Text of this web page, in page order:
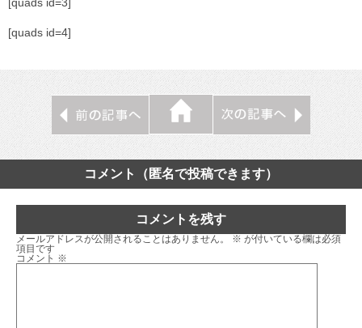
[quads id=3]
[quads id=4]
コメント（匿名で投稿できます）
コメントを残す
メールアドレスが公開されることはありません。 ※ が付いている欄は必須
項目です
コメント ※